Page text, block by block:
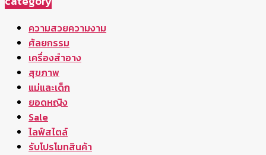
ความสวยความงาม
ศัลยกรรม
เครื่องสำอาง
สุขภาพ
แม่และเด็ก
ยอดหญิง
Sale
ไลฟ์สไตล์
รับโปรโมทสินค้า